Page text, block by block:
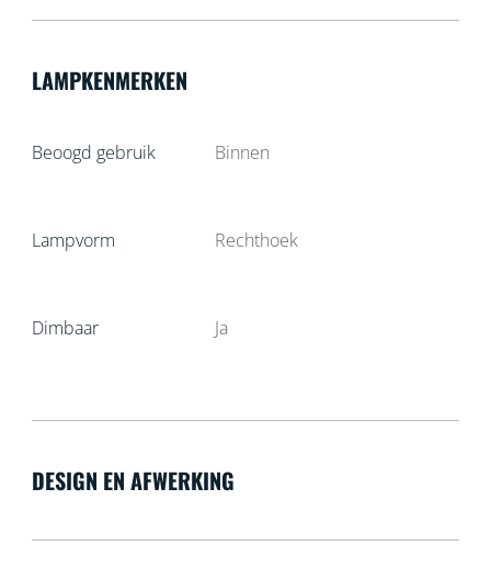
LAMPKENMERKEN
Beoogd gebruik Binnen
Lampvorm Rechthoek
Dimbaar Ja
DESIGN EN AFWERKING